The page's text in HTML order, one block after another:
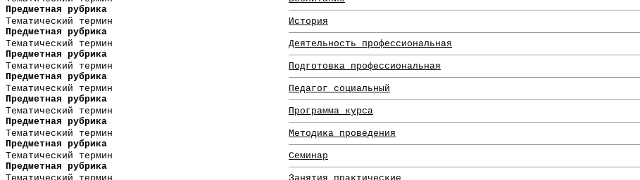
Предметная рубрика
Тематический термин
История
Предметная рубрика
Тематический термин
Деятельность профессиональная
Предметная рубрика
Тематический термин
Подготовка профессиональная
Предметная рубрика
Тематический термин
Педагог социальный
Предметная рубрика
Тематический термин
Программа курса
Предметная рубрика
Тематический термин
Методика проведения
Предметная рубрика
Тематический термин
Семинар
Предметная рубрика